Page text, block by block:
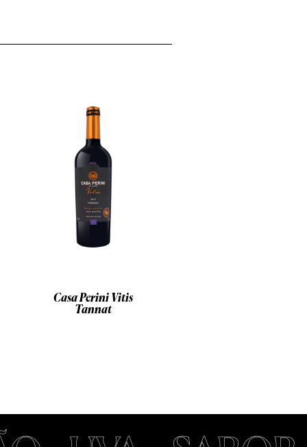
Casa Perini Vitis
Tannat